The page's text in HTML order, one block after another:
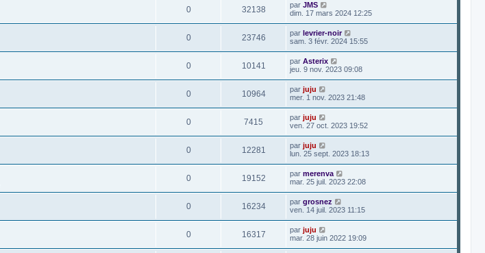
0 32138 par JMS
dim. 17 mars 2024 12:25
0 23746 par levrier-noir
sam. 3 févr. 2024 15:55
0 10141 par Asterix
jeu. 9 nov. 2023 09:08
0 10964 par juju
mer. 1 nov. 2023 21:48
0 7415 par juju
ven. 27 oct. 2023 19:52
0 12281 par juju
lun. 25 sept. 2023 18:13
0 19152 par merenva
mar. 25 juil. 2023 22:08
0 16234 par grosnez
ven. 14 juil. 2023 11:15
0 16317 par juju
mar. 28 juin 2022 19:09